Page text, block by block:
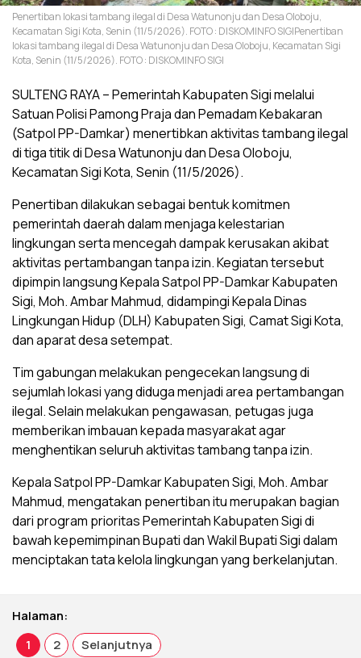
Penertiban lokasi tambang ilegal di Desa Watunonju dan Desa Oloboju,
Kecamatan Sigi Kota, Senin (11/5/2026). FOTO : DISKOMINFO SIGIPenertiban
lokasi tambang ilegal di Desa Watunonju dan Desa Oloboju, Kecamatan Sigi
Kota, Senin (11/5/2026). FOTO : DISKOMINFO SIGI
SULTENG RAYA – Pemerintah Kabupaten Sigi melalui
Satuan Polisi Pamong Praja dan Pemadam Kebakaran
(Satpol PP-Damkar) menertibkan aktivitas tambang ilegal
di tiga titik di Desa Watunonju dan Desa Oloboju,
Kecamatan Sigi Kota, Senin (11/5/2026).
Penertiban dilakukan sebagai bentuk komitmen
pemerintah daerah dalam menjaga kelestarian
lingkungan serta mencegah dampak kerusakan akibat
aktivitas pertambangan tanpa izin. Kegiatan tersebut
dipimpin langsung Kepala Satpol PP-Damkar Kabupaten
Sigi, Moh. Ambar Mahmud, didampingi Kepala Dinas
Lingkungan Hidup (DLH) Kabupaten Sigi, Camat Sigi Kota,
dan aparat desa setempat.
Tim gabungan melakukan pengecekan langsung di
sejumlah lokasi yang diduga menjadi area pertambangan
ilegal. Selain melakukan pengawasan, petugas juga
memberikan imbauan kepada masyarakat agar
menghentikan seluruh aktivitas tambang tanpa izin.
Kepala Satpol PP-Damkar Kabupaten Sigi, Moh. Ambar
Mahmud, mengatakan penertiban itu merupakan bagian
dari program prioritas Pemerintah Kabupaten Sigi di
bawah kepemimpinan Bupati dan Wakil Bupati Sigi dalam
menciptakan tata kelola lingkungan yang berkelanjutan.
Halaman:
1
2 Selanjutnya